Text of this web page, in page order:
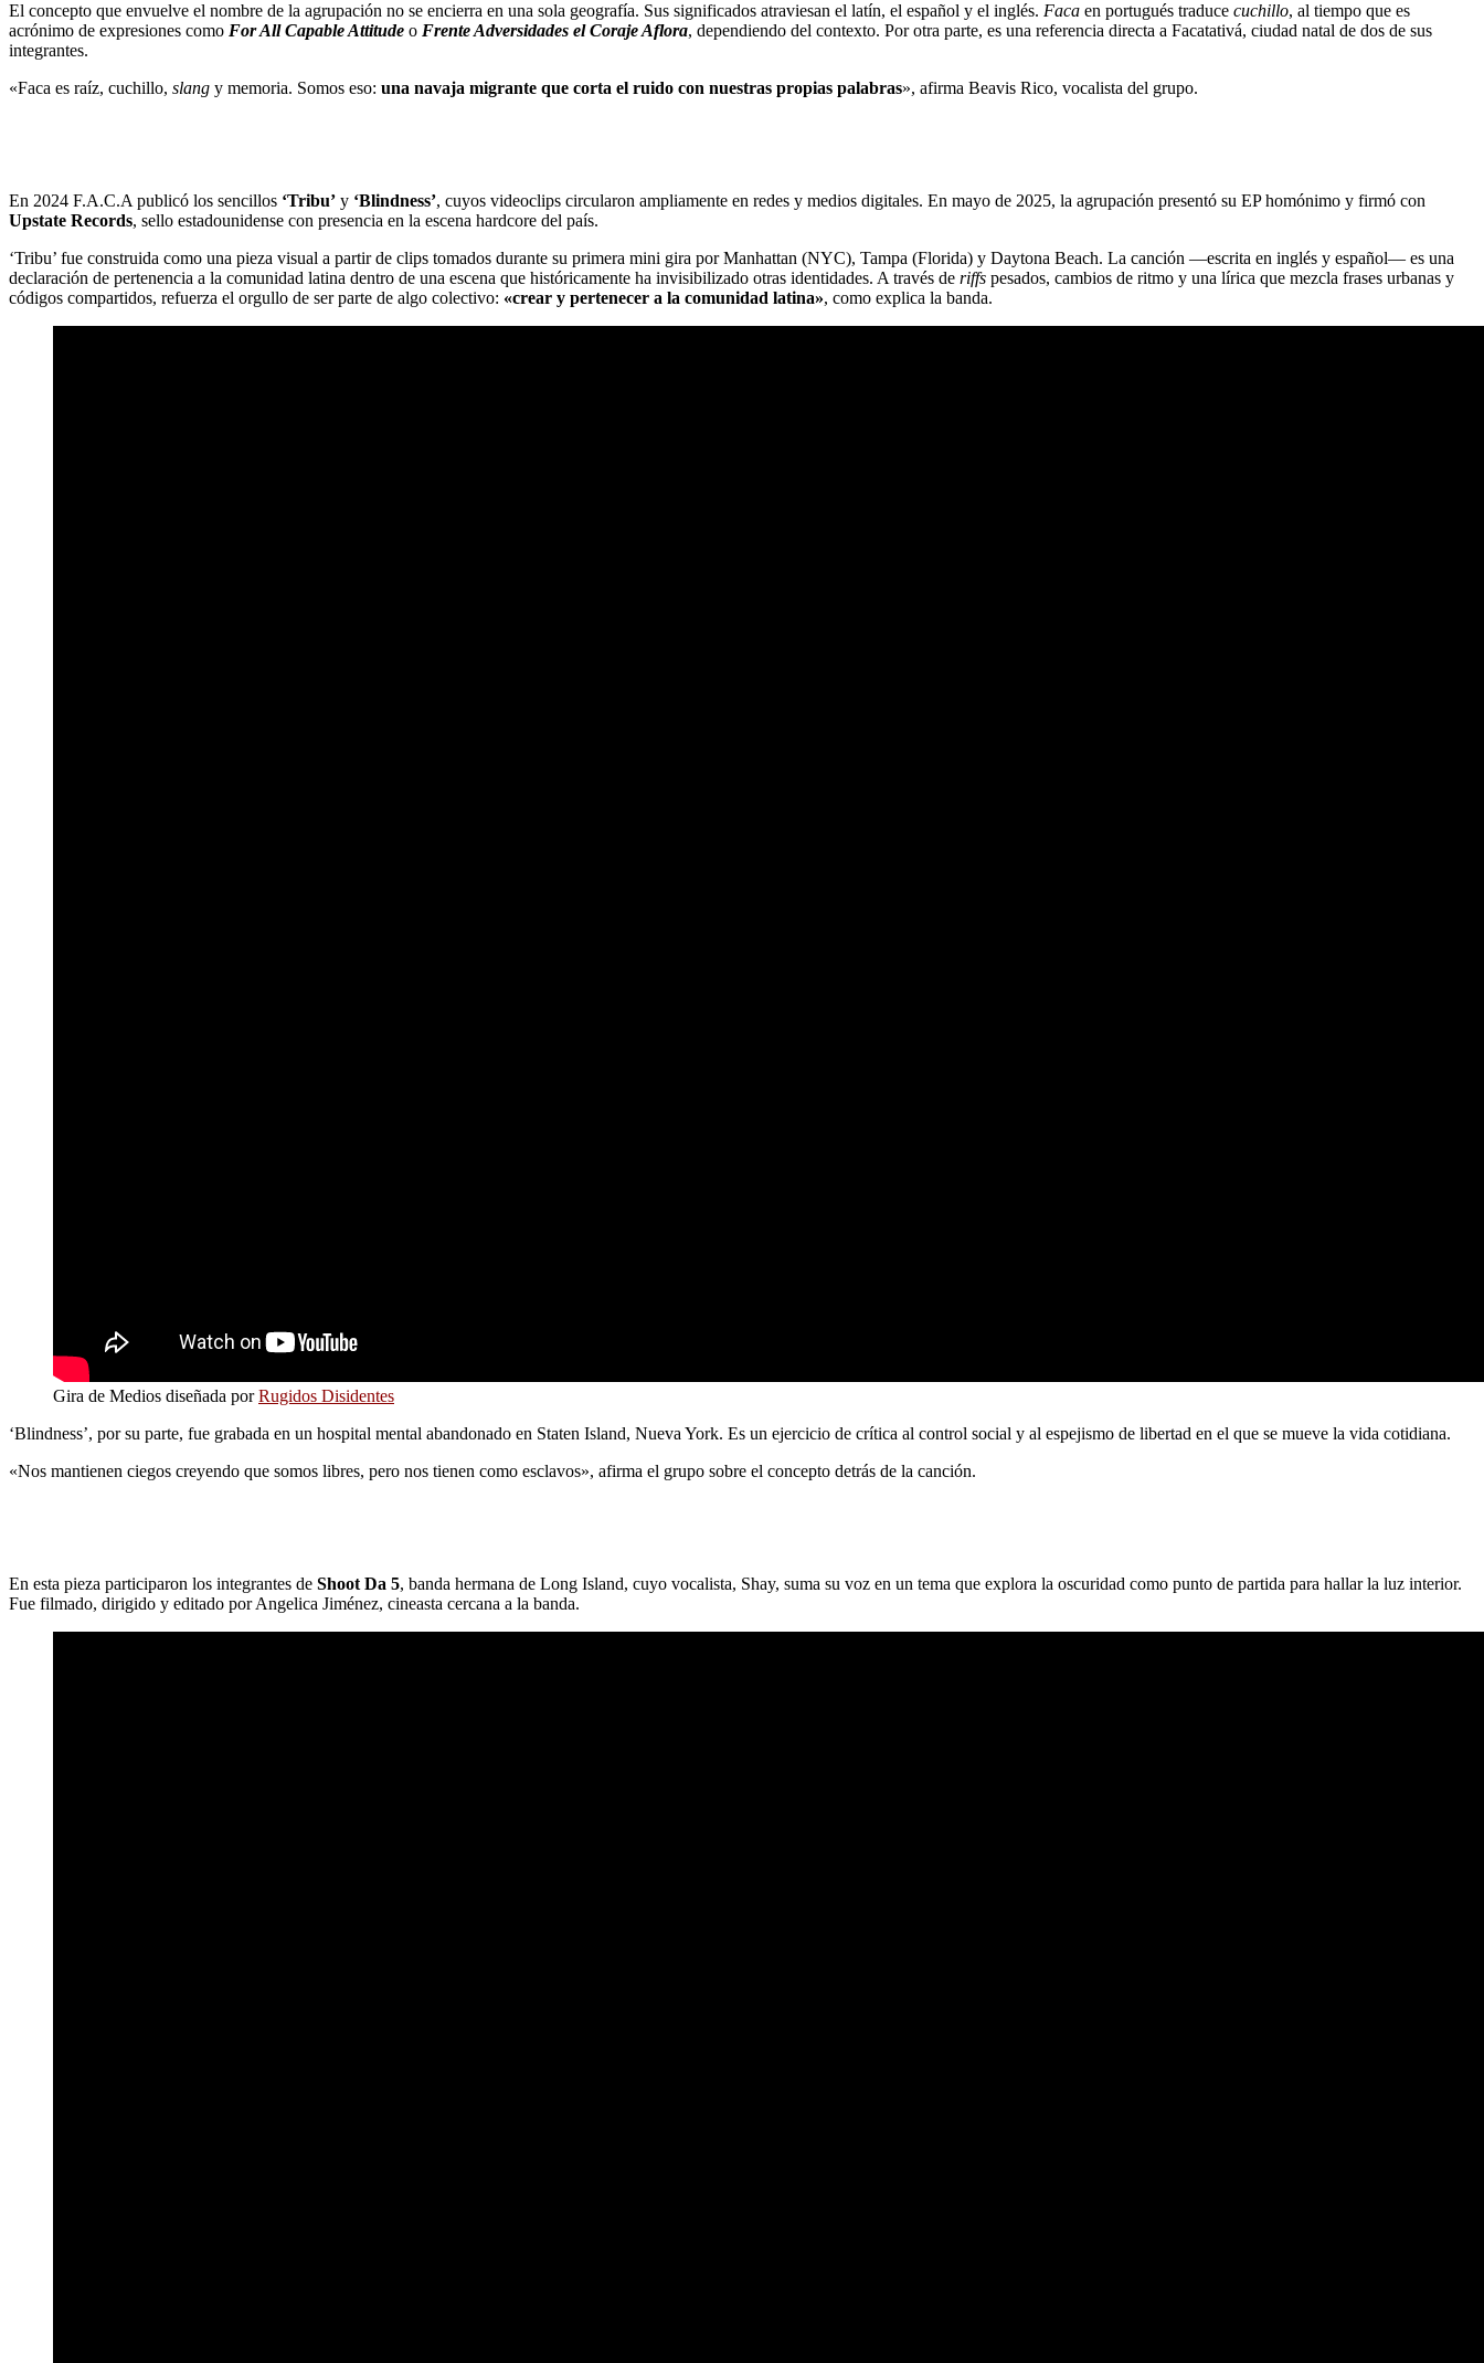
El concepto que envuelve el nombre de la agrupación no se encierra en una sola geografía. Sus significados atraviesan el latín, el español y el inglés. Faca en portugués traduce cuchillo, al tiempo que es
acrónimo de expresiones como For All Capable Attitude o Frente Adversidades el Coraje Aflora, dependiendo del contexto. Por otra parte, es una referencia directa a Facatativá, ciudad natal de dos de sus
integrantes.
«Faca es raíz, cuchillo, slang y memoria. Somos eso: una navaja migrante que corta el ruido con nuestras propias palabras», afirma Beavis Rico, vocalista del grupo.
En 2024 F.A.C.A publicó los sencillos ‘Tribu’ y ‘Blindness’, cuyos videoclips circularon ampliamente en redes y medios digitales. En mayo de 2025, la agrupación presentó su EP homónimo y firmó con
Upstate Records, sello estadounidense con presencia en la escena hardcore del país.
‘Tribu’ fue construida como una pieza visual a partir de clips tomados durante su primera mini gira por Manhattan (NYC), Tampa (Florida) y Daytona Beach. La canción —escrita en inglés y español— es una
declaración de pertenencia a la comunidad latina dentro de una escena que históricamente ha invisibilizado otras identidades. A través de riffs pesados, cambios de ritmo y una lírica que mezcla frases urbanas y
códigos compartidos, refuerza el orgullo de ser parte de algo colectivo: «crear y pertenecer a la comunidad latina», como explica la banda.
Gira de Medios diseñada porRugidos Disidentes
‘Blindness’, por su parte, fue grabada en un hospital mental abandonado en Staten Island, Nueva York. Es un ejercicio de crítica al control social y al espejismo de libertad en el que se mueve la vida cotidiana.
«Nos mantienen ciegos creyendo que somos libres, pero nos tienen como esclavos», afirma el grupo sobre el concepto detrás de la canción.
En esta pieza participaron los integrantes de Shoot Da 5, banda hermana de Long Island, cuyo vocalista, Shay, suma su voz en un tema que explora la oscuridad como punto de partida para hallar la luz interior.
Fue filmado, dirigido y editado por Angelica Jiménez, cineasta cercana a la banda.